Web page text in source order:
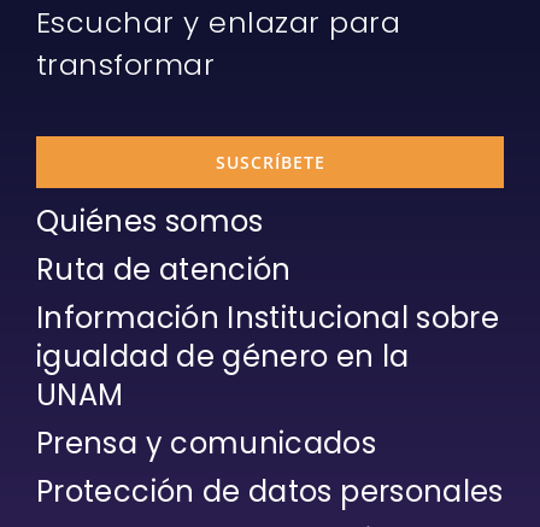
Escuchar y enlazar para
transformar
SUSCRÍBETE
Quiénes somos
Ruta de atención
Información Institucional sobre
igualdad de género en la
UNAM
Prensa y comunicados
Protección de datos personales